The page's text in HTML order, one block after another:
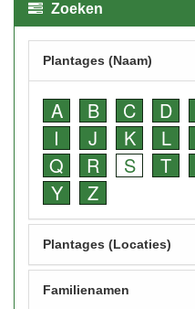
Zoeken
Plantages (Naam)
A B C D
I
J K L
Q
R S T
Y
Z
Plantages (Locaties)
Familienamen